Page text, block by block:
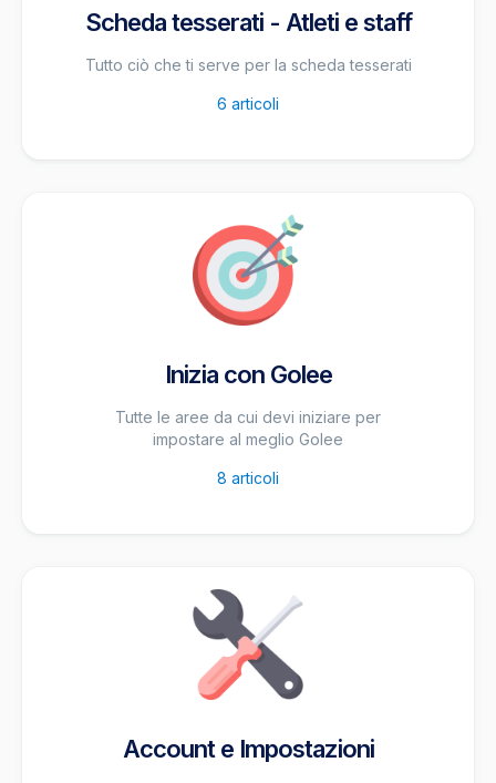
Scheda tesserati - Atleti e staff
Tutto ciò che ti serve per la scheda tesserati
6 articoli
Inizia con Golee
Tutte le aree da cui devi iniziare per
impostare al meglio Golee
8 articoli
Account e Impostazioni